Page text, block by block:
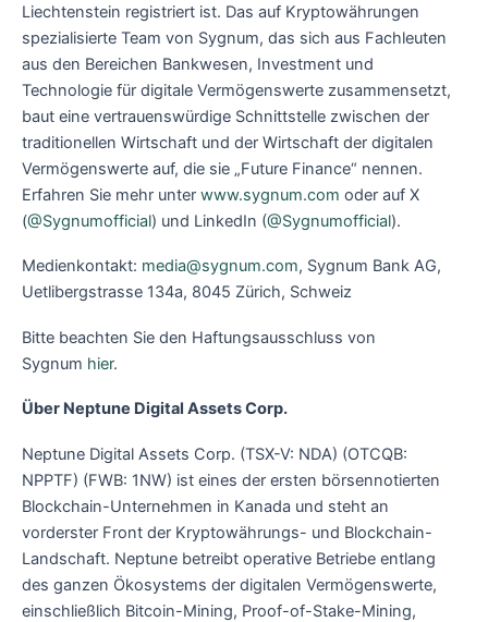
Liechtenstein registriert ist. Das auf Kryptowährungen
spezialisierte Team von Sygnum, das sich aus Fachleuten
aus den Bereichen Bankwesen, Investment und
Technologie für digitale Vermögenswerte zusammensetzt,
baut eine vertrauenswürdige Schnittstelle zwischen der
traditionellen Wirtschaft und der Wirtschaft der digitalen
Vermögenswerte auf, die sie „Future Finance“ nennen.
Erfahren Sie mehr unter www.sygnum.com oder auf X
(@Sygnumofficial) und LinkedIn (@Sygnumofficial).
Medienkontakt: media@sygnum.com, Sygnum Bank AG,
Uetlibergstrasse 134a, 8045 Zürich, Schweiz
Bitte beachten Sie den Haftungsausschluss von
Sygnum hier.
Über Neptune Digital Assets Corp.
Neptune Digital Assets Corp. (TSX-V: NDA) (OTCQB:
NPPTF) (FWB: 1NW) ist eines der ersten börsennotierten
Blockchain-Unternehmen in Kanada und steht an
vorderster Front der Kryptowährungs- und Blockchain-
Landschaft. Neptune betreibt operative Betriebe entlang
des ganzen Ökosystems der digitalen Vermögenswerte,
einschließlich Bitcoin-Mining, Proof-of-Stake-Mining,